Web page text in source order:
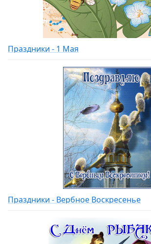
Праздники - 1 Мая
Праздники - Вербное Воскресенье